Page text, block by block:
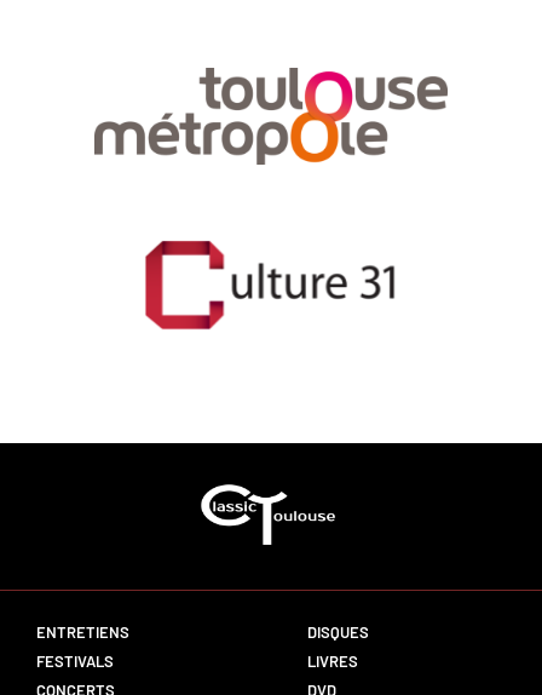
ENTRETIENS
FESTIVALS
CONCERTS
DISQUES
LIVRES
DVD